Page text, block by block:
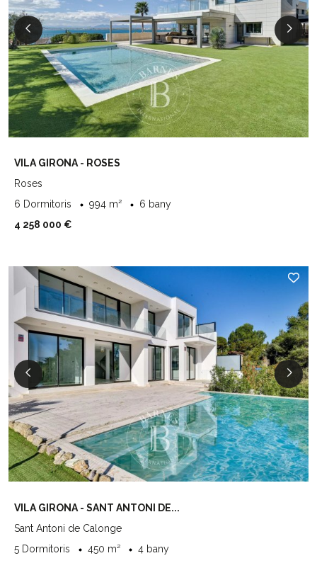
VILA GIRONA - ROSES
Roses
6 Dormitoris
994 m²
6 bany
4 258 000 €
VILA GIRONA - SANT ANTONI DE...
Sant Antoni de Calonge
5 Dormitoris
450 m²
4 bany